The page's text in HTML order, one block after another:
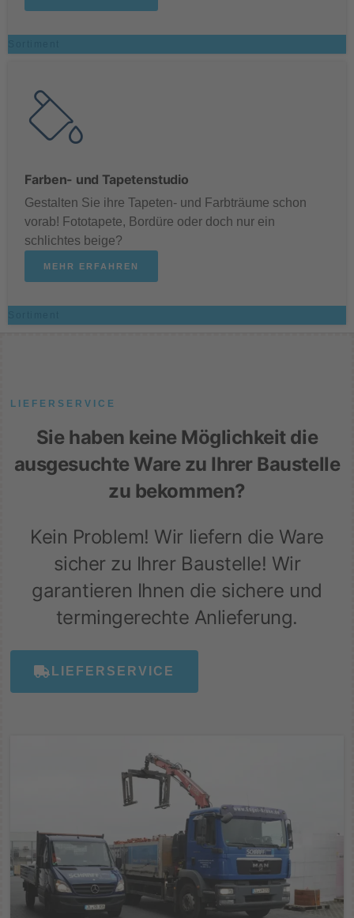
Farben- und Tapetenstudio
Gestalten Sie ihre Tapeten- und Farbträume schon
vorab! Fototapete, Bordüre oder doch nur ein
schlichtes beige?
MEHR ERFAHREN
LIEFERSERVICE
Sie haben keine Möglichkeit die
ausgesuchte Ware zu Ihrer Baustelle
zu bekommen?
Kein Problem! Wir liefern die Ware
sicher zu Ihrer Baustelle! Wir
garantieren Ihnen die sichere und
termingerechte Anlieferung.
LIEFERSERVICE